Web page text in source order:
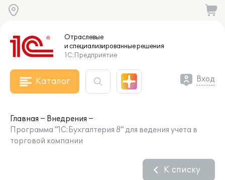
Отраслевые
и специализированныерешения
1С:Предприятие
Каталог Вход
Главная
Внедрения
Программа "1С:Бухгалтерия 8" для ведения учета в
торговой компании
К списку